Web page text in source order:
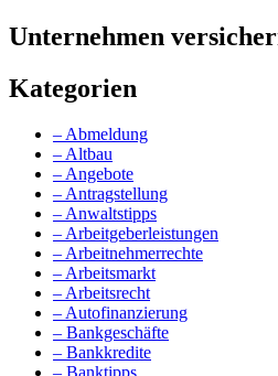
Unternehmen
Kategorien
– Abmeldung
– Altbau
– Angebote
– Antragstellung
– Anwaltstipps
– Arbeitgeberleistungen
– Arbeitnehmerrechte
– Arbeitsmarkt
– Arbeitsrecht
– Autofinanzierung
– Bankgeschäfte
– Bankkredite